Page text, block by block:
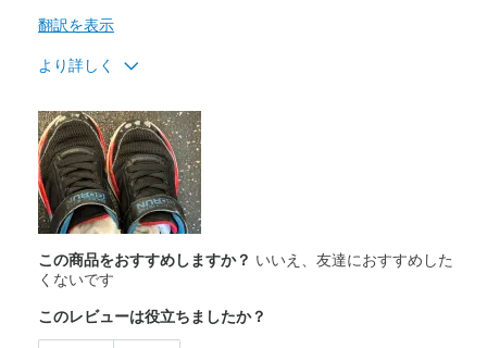
翻訳を表示
より詳しく
Attractive Design
商品が期待と異なったレビュー
Poor Quality
Wear Out Quickly
以下に最適
Casual Wear
この商品をおすすめしますか？ いいえ、友達におすすめした
くないです
このレビューは役立ちましたか？